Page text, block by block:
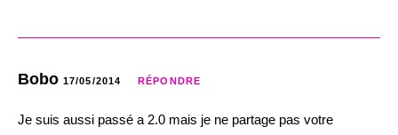
Bobo 17/05/2014 RÉPONDRE
Je suis aussi passé a 2.0 mais je ne partage pas votre